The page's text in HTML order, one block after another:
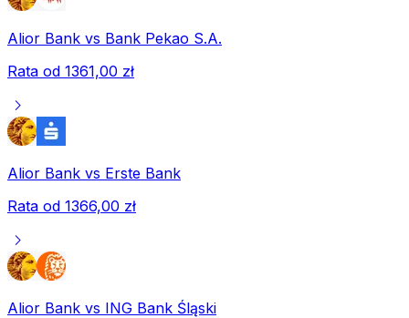
Alior Bank vs Bank Pekao S.A.
Rata od 1361,00 zł
chevron_right
Alior Bank vs Erste Bank
Rata od 1366,00 zł
chevron_right
Alior Bank vs ING Bank Śląski